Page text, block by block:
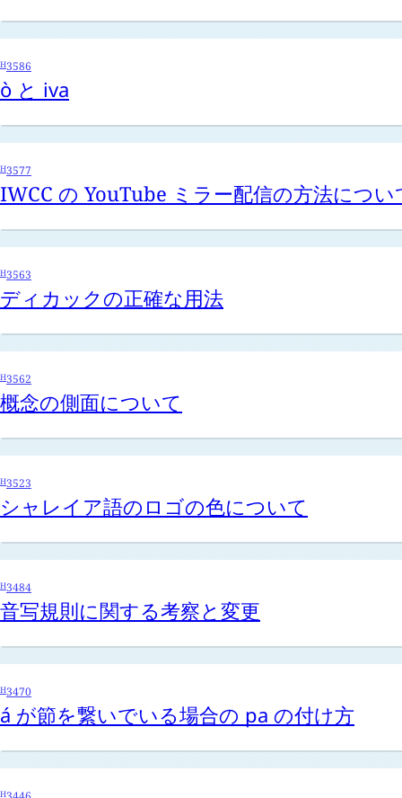
H3586
ò と iva
H3577
IWCC の YouTube ミラー配信の方法につい
H3563
ディカックの正確な用法
H3562
概念の側面について
H3523
シャレイア語のロゴの色について
H3484
音写規則に関する考察と変更
H3470
á が節を繋いでいる場合の pa の付け方
H